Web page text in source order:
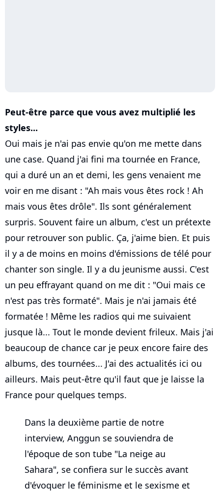
Peut-être parce que vous avez multiplié les
styles...
Oui mais je n'ai pas envie qu'on me mette dans
une case. Quand j'ai fini ma tournée en France,
qui a duré un an et demi, les gens venaient me
voir en me disant : "Ah mais vous êtes rock ! Ah
mais vous êtes drôle". Ils sont généralement
surpris. Souvent faire un album, c'est un prétexte
pour retrouver son public. Ça, j'aime bien. Et puis
il y a de moins en moins d'émissions de télé pour
chanter son single. Il y a du jeunisme aussi. C'est
un peu effrayant quand on me dit : "Oui mais ce
n'est pas très formaté". Mais je n'ai jamais été
formatée ! Même les radios qui me suivaient
jusque là... Tout le monde devient frileux. Mais j'ai
beaucoup de chance car je peux encore faire des
albums, des tournées... J'ai des actualités ici ou
ailleurs. Mais peut-être qu'il faut que je laisse la
France pour quelques temps.
Dans la deuxième partie de notre
interview, Anggun se souviendra de
l'époque de son tube "La neige au
Sahara", se confiera sur le succès avant
d'évoquer le féminisme et le sexisme et